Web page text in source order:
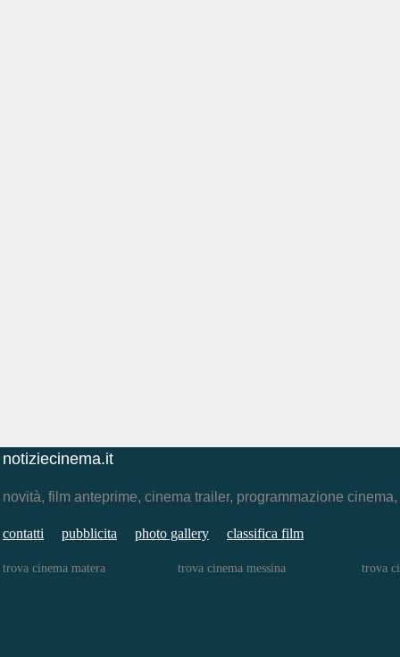
notiziecinema.it
novità, film anteprime, cinema trailer, programmazione
contatti pubblicita photo gallery classifica film
trova cinema matera trova cinema messina trova